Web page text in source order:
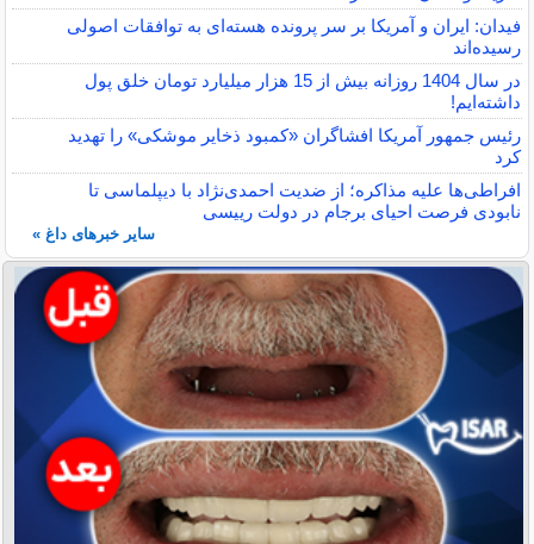
فیدان: ایران و آمریکا بر سر پرونده هسته‌ای به توافقات اصولی
رسیده‌اند
در سال 1404 روزانه بیش از 15 هزار میلیارد تومان خلق پول
داشته‌ایم!
رئیس جمهور آمریکا افشاگران «کمبود ذخایر موشکی» را تهدید
کرد
افراطی‌ها علیه مذاکره؛ از ضدیت احمدی‌نژاد با دیپلماسی تا
نابودی فرصت احیای برجام در دولت رییسی
سایر خبرهای داغ »